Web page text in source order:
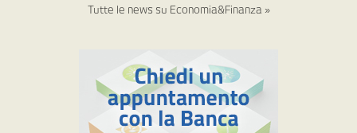
Tutte le news su Economia&Finanza »